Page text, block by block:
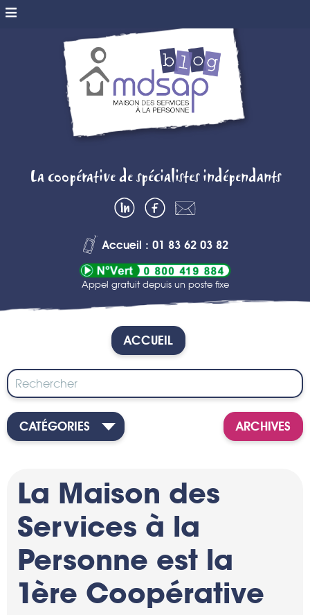
MDSAP BLOG
– MAISON DES
SERVICES A
LA PERSONNE
La coopérative de spécialistes indépendants
nous
Accueil : 01 83 62 03 82
Appel gratuit depuis un poste fixe
ACCUEIL
CATÉGORIES ARCHIVES
La Maison des
Services à la
Personne est la
1ère Coopérative